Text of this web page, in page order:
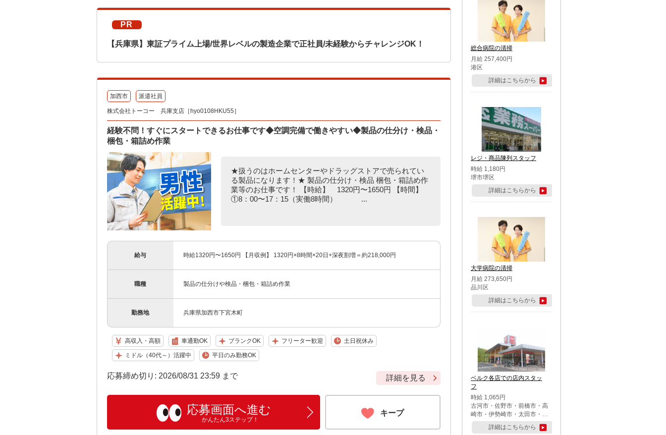
PR
【兵庫県】東証プライム上場/世界レベルの製造企業で正社員/未経験からチャレンジOK！
加西市 派遣社員
株式会社トーコー 兵庫支店［hyo0108HKU55］
経験不問！すぐにスタートできるお仕事です◆空調完備で働きやすい◆製品の仕分け・検品・
梱包・箱詰め作業
★扱うのはホームセンターやドラッグストアで売られてい
る製品になります！★ 製品の仕分け・検品 梱包・箱詰め作
業等のお仕事です！ 【時給】 1320円〜1650円 【時間】
①8：00〜17：15（実働8時間） ...
給与 時給1320円〜1650円 【月収例】 1320円×8時間×20日+深夜割増＝約218,000円
職種 製品の仕分けや検品・梱包・箱詰め作業
勤務地 兵庫県加西市下宮木町
高収入・高額 車通勤OK ブランクOK フリーター歓迎 土日祝休み
ミドル（40代～）活躍中 平日のみ勤務OK
応募締め切り: 2026/08/31 23:59 まで 詳細を見る
応募画面へ進む
かんたん3ステップ！
キープ
総合病院の清掃
月給 257,400円
港区
詳細はこちらから
レジ・商品陳列スタッフ
時給 1,180円
堺市堺区
詳細はこちらから
大学病院の清掃
月給 273,650円
品川区
詳細はこちらから
ベルク各店での店内スタッ
フ
時給 1,065円
古河市・佐野市・前橋市・高
崎市・伊勢崎市・太田市・館
林市・藤岡市・大泉町・さい
たま市北区・川越市・熊谷
詳細はこちらから